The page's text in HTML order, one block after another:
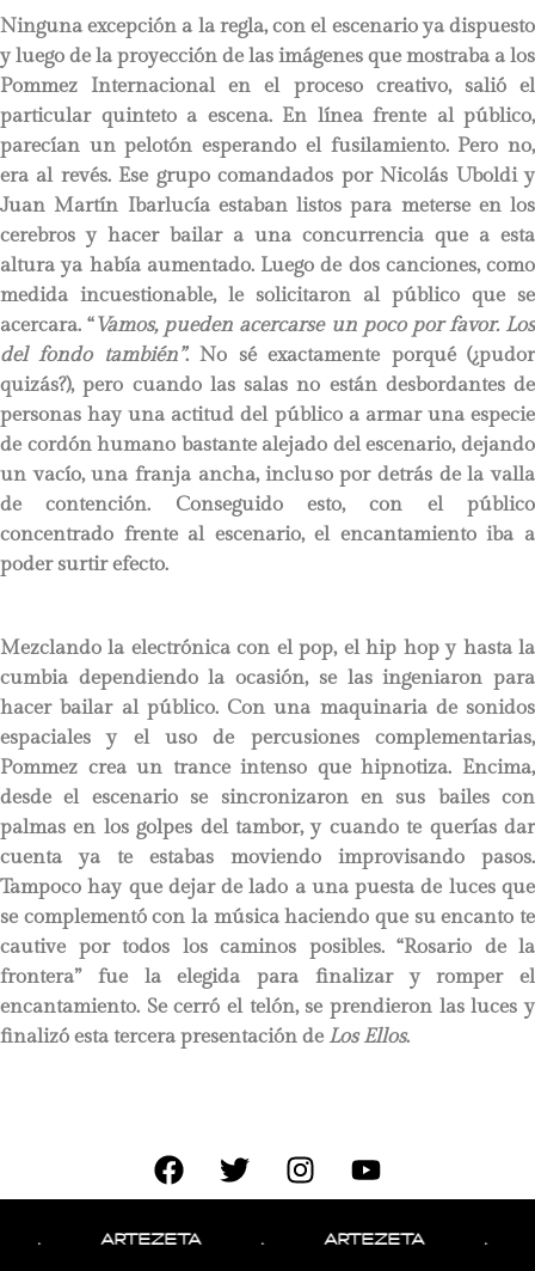
Ninguna excepción a la regla, con el escenario ya dispuesto
y luego de la proyección de las imágenes que mostraba a los
Pommez Internacional en el proceso creativo, salió el
particular quinteto a escena. En línea frente al público,
parecían un pelotón esperando el fusilamiento. Pero no,
era al revés. Ese grupo comandados por Nicolás Uboldi y
Juan Martín Ibarlucía estaban listos para meterse en los
cerebros y hacer bailar a una concurrencia que a esta
altura ya había aumentado. Luego de dos canciones, como
medida incuestionable, le solicitaron al público que se
acercara. “Vamos, pueden acercarse un poco por favor. Los
del fondo también”. No sé exactamente porqué (¿pudor
quizás?), pero cuando las salas no están desbordantes de
personas hay una actitud del público a armar una especie
de cordón humano bastante alejado del escenario, dejando
un vacío, una franja ancha, incluso por detrás de la valla
de contención. Conseguido esto, con el público
concentrado frente al escenario, el encantamiento iba a
poder surtir efecto.
Mezclando la electrónica con el pop, el hip hop y hasta la
cumbia dependiendo la ocasión, se las ingeniaron para
hacer bailar al público. Con una maquinaria de sonidos
espaciales y el uso de percusiones complementarias,
Pommez crea un trance intenso que hipnotiza. Encima,
desde el escenario se sincronizaron en sus bailes con
palmas en los golpes del tambor, y cuando te querías dar
cuenta ya te estabas moviendo improvisando pasos.
Tampoco hay que dejar de lado a una puesta de luces que
se complementó con la música haciendo que su encanto te
cautive por todos los caminos posibles. “Rosario de la
frontera” fue la elegida para finalizar y romper el
encantamiento. Se cerró el telón, se prendieron las luces y
finalizó esta tercera presentación de Los Ellos.
ARTEZETA ARTEZETA